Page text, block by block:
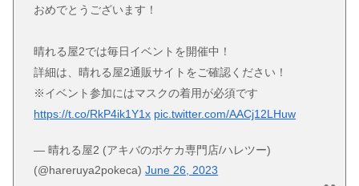
おめでとうございます！
晴れる屋2では毎日イベントを開催中！
詳細は、晴れる屋2通販サイトをご確認ください！
※イベント参加にはマスクの着用が必須です
https://t.co/RkP4ik1Y1x pic.twitter.com/AACj12LHuw
— 晴れる屋2 (アキバのポケカ専門店/ハレツー)
(@hareruya2pokeca)June 26, 2023